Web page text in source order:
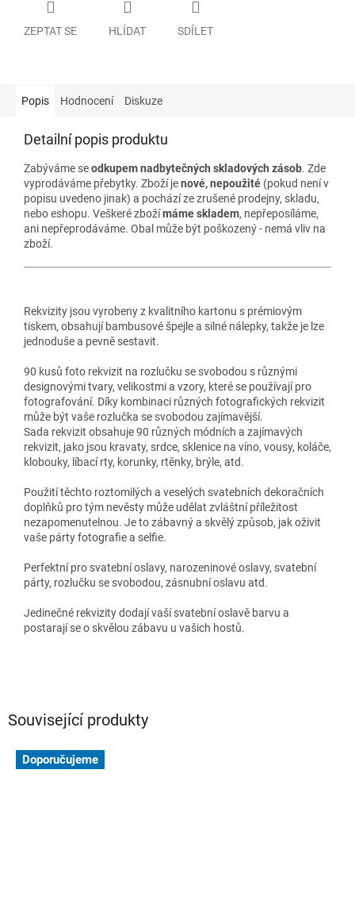
ZEPTAT SE HLÍDAT SDÍLET
Popis Hodnocení Diskuze
Detailní popis produktu
Zabýváme seodkupem nadbytečných skladových zásob. Zde
vyprodáváme přebytky. Zboží jenové, nepoužité (pokud není v
popisu uvedeno jinak) a pochází ze zrušené prodejny, skladu,
nebo eshopu. Veškeré zbožímáme skladem, nepřeposíláme,
ani nepřeprodáváme. Obal může být poškozený - nemá vliv na
zboží.
Rekvizity jsou vyrobeny z kvalitního kartonu s prémiovým
tiskem, obsahují bambusové špejle a silné nálepky, takže je lze
jednoduše a pevně sestavit.
90 kusů foto rekvizit na rozlučku se svobodou s různými
designovými tvary, velikostmi a vzory, které se používají pro
fotografování. Díky kombinaci různých fotografických rekvizit
může být vaše rozlučka se svobodou zajímavější.
Sada rekvizit obsahuje 90 různých módních a zajímavých
rekvizit, jako jsou kravaty, srdce, sklenice na víno, vousy, koláče,
klobouky, líbací rty, korunky, rtěnky, brýle, atd.
Použití těchto roztomilých a veselých svatebních dekoračních
doplňků pro tým nevěsty může udělat zvláštní příležitost
nezapomenutelnou. Je to zábavný a skvělý způsob, jak oživit
vaše párty fotografie a selfie.
Perfektní pro svatební oslavy, narozeninové oslavy, svatební
párty, rozlučku se svobodou, zásnubní oslavu atd.
Jedinečné rekvizity dodají vaší svatební oslavě barvu a
postarají se o skvělou zábavu u vašich hostů.
Související produkty
Doporučujeme